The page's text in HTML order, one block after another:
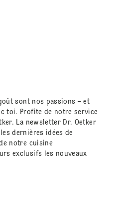
sont nos passions – et
toi. Profite de notre service
La newsletter Dr. Oetker
dernières idées de
notre cuisine
exclusifs les nouveaux